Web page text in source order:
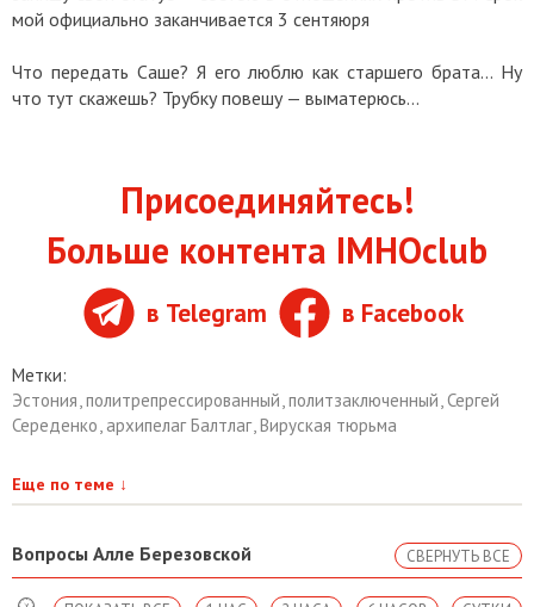
мой официально заканчивается 3 сентяюря
Что передать Саше? Я его люблю как старшего брата… Ну
что тут скажешь? Трубку повешу — выматерюсь…
Присоединяйтесь!
Больше контента IMHOclub
в Telegram в Facebook
Метки:
Эстония,политрепрессированный,политзаключенный,Сергей
Середенко, архипелаг Балтлаг,Вируская тюрьма
Еще по теме ↓
Вопросы Алле Березовской СВЕРНУТЬ ВСЕ